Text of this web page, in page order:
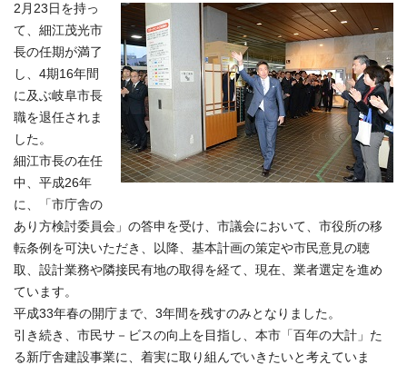
2月23日を持っ
て、細江茂光市
長の任期が満了
し、4期16年間
に及ぶ岐阜市長
職を退任されま
した。
細江市長の在任
中、平成26年
に、「市庁舎の
あり方検討委員会」の答申を受け、市議会において、市役所の移
転条例を可決いただき、以降、基本計画の策定や市民意見の聴
取、設計業務や隣接民有地の取得を経て、現在、業者選定を進め
ています。
平成33年春の開庁まで、3年間を残すのみとなりました。
引き続き、市民サ－ビスの向上を目指し、本市「百年の大計」た
る新庁舎建設事業に、着実に取り組んでいきたいと考えていま